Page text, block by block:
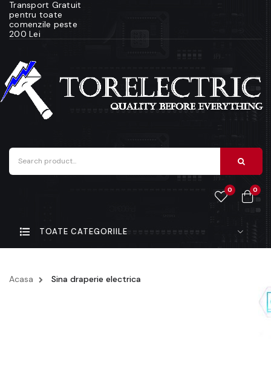
Transport Gratuit
pentru toate
comenzile peste
200 Lei
0 0
TOATE CATEGORIILE
Acasa Sina draperie electrica